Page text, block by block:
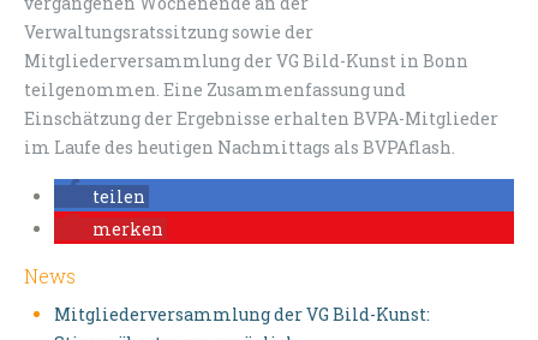
Verwaltungsratssitzung sowie der
Mitgliederversammlung der VG Bild-Kunst in Bonn
teilgenommen. Eine Zusammenfassung und
Einschätzung der Ergebnisse erhalten BVPA-Mitglieder
im Laufe des heutigen Nachmittags als BVPAflash.
teilen
merken
News
Mitgliederversammlung der VG Bild-Kunst: